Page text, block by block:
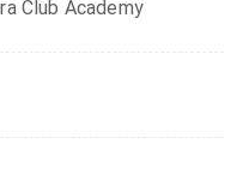
Club Academy